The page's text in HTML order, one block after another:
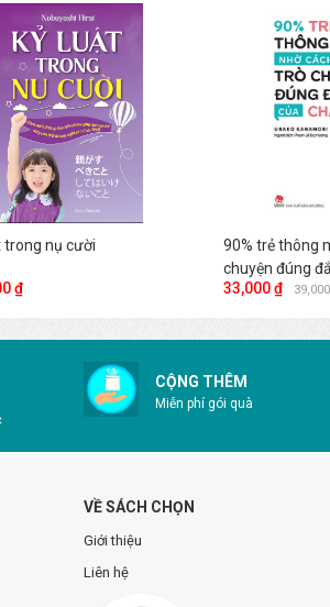
trong nụ cười
₫
90% trẻ thông
chuyện đúng
33,000 ₫
CỘNG THÊM
Miễn phí gói quà
VỀ SÁCH CHỌN
Giới thiệu
Liên hệ